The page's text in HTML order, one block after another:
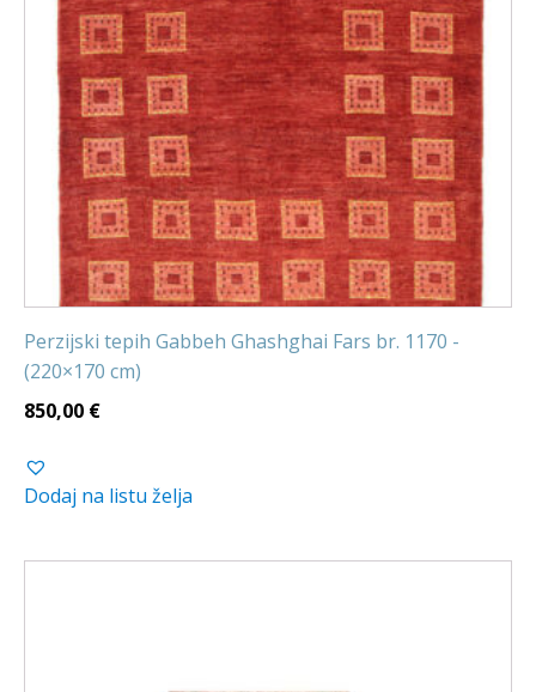
Perzijski tepih Gabbeh Ghashghai Fars br. 1170 -
(220×170 cm)
850,00 €
Dodaj na listu želja